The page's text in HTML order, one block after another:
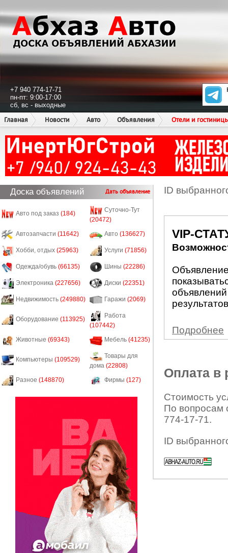
+7 940 774-17-71
пн-пт: 9:00-17:00
сб, вс - выходные
Главная
Новости Авто Объявления Отели и
Доска объявлений Дать объявление
Авто под заказ (184)
Суточно-Тут
(20472)
Автозапчасти (11642) Авто (136627)
Хобби, отдых (25963) Услуги (71856)
Одежда/обувь (66135) Шины (22286)
Электроника (227656) Диски (22351)
Недвижимость (249880) Гаражи (2069)
Оборудование (113925)
Работа
(107442)
Животные (69343) Мебель (41235)
Компьютеры (109529)
Товары для
дома (22808)
Разное (148870) Фирмы (127)
ID
VIP-
Подробнее
Оплата в
Стоимость
По вопросам
774-17-71.
ID